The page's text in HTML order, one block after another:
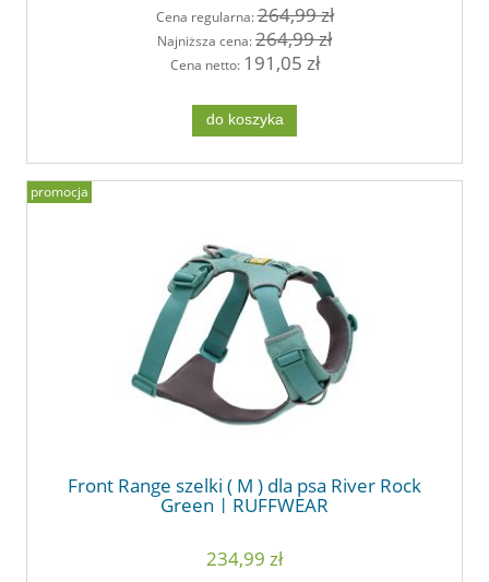
Cena regularna:264,99 zł
Najniższa cena:264,99 zł
Cena netto: 191,05 zł
do koszyka
Front Range szelki ( M ) dla psa River Rock
Green | RUFFWEAR
234,99 zł
promocja